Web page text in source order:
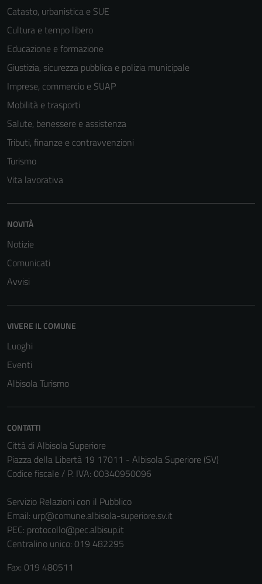
Catasto, urbanistica e SUE
Cultura e tempo libero
Educazione e formazione
Giustizia, sicurezza pubblica e polizia municipale
Imprese, commercio e SUAP
Mobilità e trasporti
Salute, benessere e assistenza
Tributi, finanze e contravvenzioni
Turismo
Vita lavorativa
NOVITÀ
Notizie
Comunicati
Avvisi
VIVERE IL COMUNE
Luoghi
Eventi
Albisola Turismo
CONTATTI
Città di Albisola Superiore
Piazza della Libertà 19 17011 - Albisola Superiore (SV)
Codice fiscale / P. IVA: 00340950096
Servizio Relazioni con il Pubblico
Email: urp@comune.albisola-superiore.sv.it
PEC: protocollo@pec.albisup.it
Centralino unico: 019 482295
Fax: 019 480511
del sito e non